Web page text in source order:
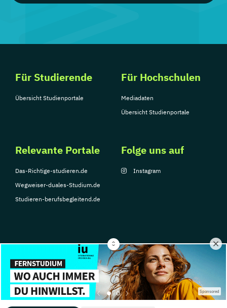
Sponsored
Für Studierende
Übersicht Studienportale
Für Hochschulen
Mediadaten
Übersicht Studienportale
Relevante Portale
Das-Richtige-studieren.de
Wegweiser-duales-Studium.de
Studieren-berufsbegleitend.de
Folge uns auf
Instagram
© Copyright 2026, TarGroup Media GmbH
Impressum
Datenschutzerklärung Nutzungsbedingungen